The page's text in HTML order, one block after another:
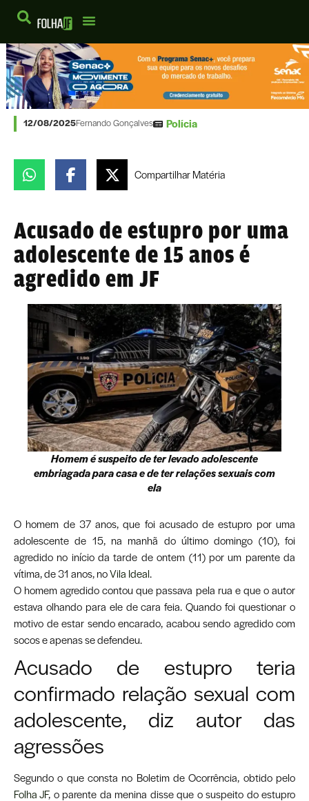
12/08/2025Fernando Gonçalves Polícia
CompartilharMatéria
Acusado de estupro por uma
adolescente de 15 anos é
agredido em JF
Homem é suspeito de ter levado adolescente
embriagada para casa e de ter relações sexuais com
ela
O homem de 37 anos, que foi acusado de estupro por uma
adolescente de 15, na manhã do último domingo (10), foi
agredido no início da tarde de ontem (11) por um parente da
vítima, de 31 anos, noVila Ideal.
O homem agredido contou que passava pela rua e que o autor
estava olhando para ele de cara feia. Quando foi questionar o
motivo de estar sendo encarado, acabou sendo agredido com
socos e apenas se defendeu.
Acusado de estupro teria
confirmado relação sexual com
adolescente, diz autor das
agressões
Segundo o que consta no Boletim de Ocorrência, obtido pelo
Folha JF, o parente da menina disse que o suspeito do estupro